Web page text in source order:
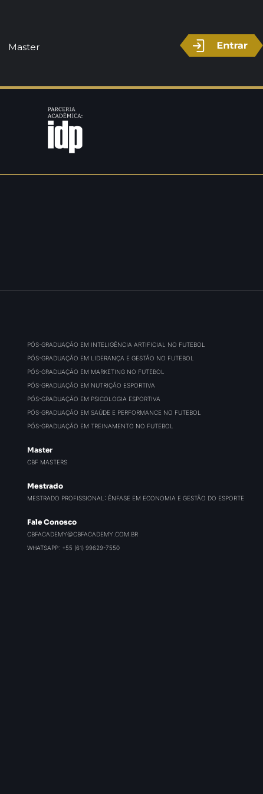
Master
PÓS-GRADUAÇÃO EM INTELIGÊNCIA ARTIFICIAL NO FUTEBOL
PÓS-GRADUAÇÃO EM LIDERANÇA E GESTÃO NO FUTEBOL
PÓS-GRADUAÇÃO EM MARKETING NO FUTEBOL
PÓS-GRADUAÇÃO EM NUTRIÇÃO ESPORTIVA
PÓS-GRADUAÇÃO EM PSICOLOGIA ESPORTIVA
PÓS-GRADUAÇÃO EM SAÚDE E PERFORMANCE NO FUTEBOL
PÓS-GRADUAÇÃO EM TREINAMENTO NO FUTEBOL
Master
CBF MASTERS
Mestrado
MESTRADO PROFISSIONAL: ÊNFASE EM ECONOMIA E GESTÃO DO ESPORTE
Fale Conosco
CBFACADEMY@CBFACADEMY.COM.BR
WHATSAPP: +55 (61) 99629-7550